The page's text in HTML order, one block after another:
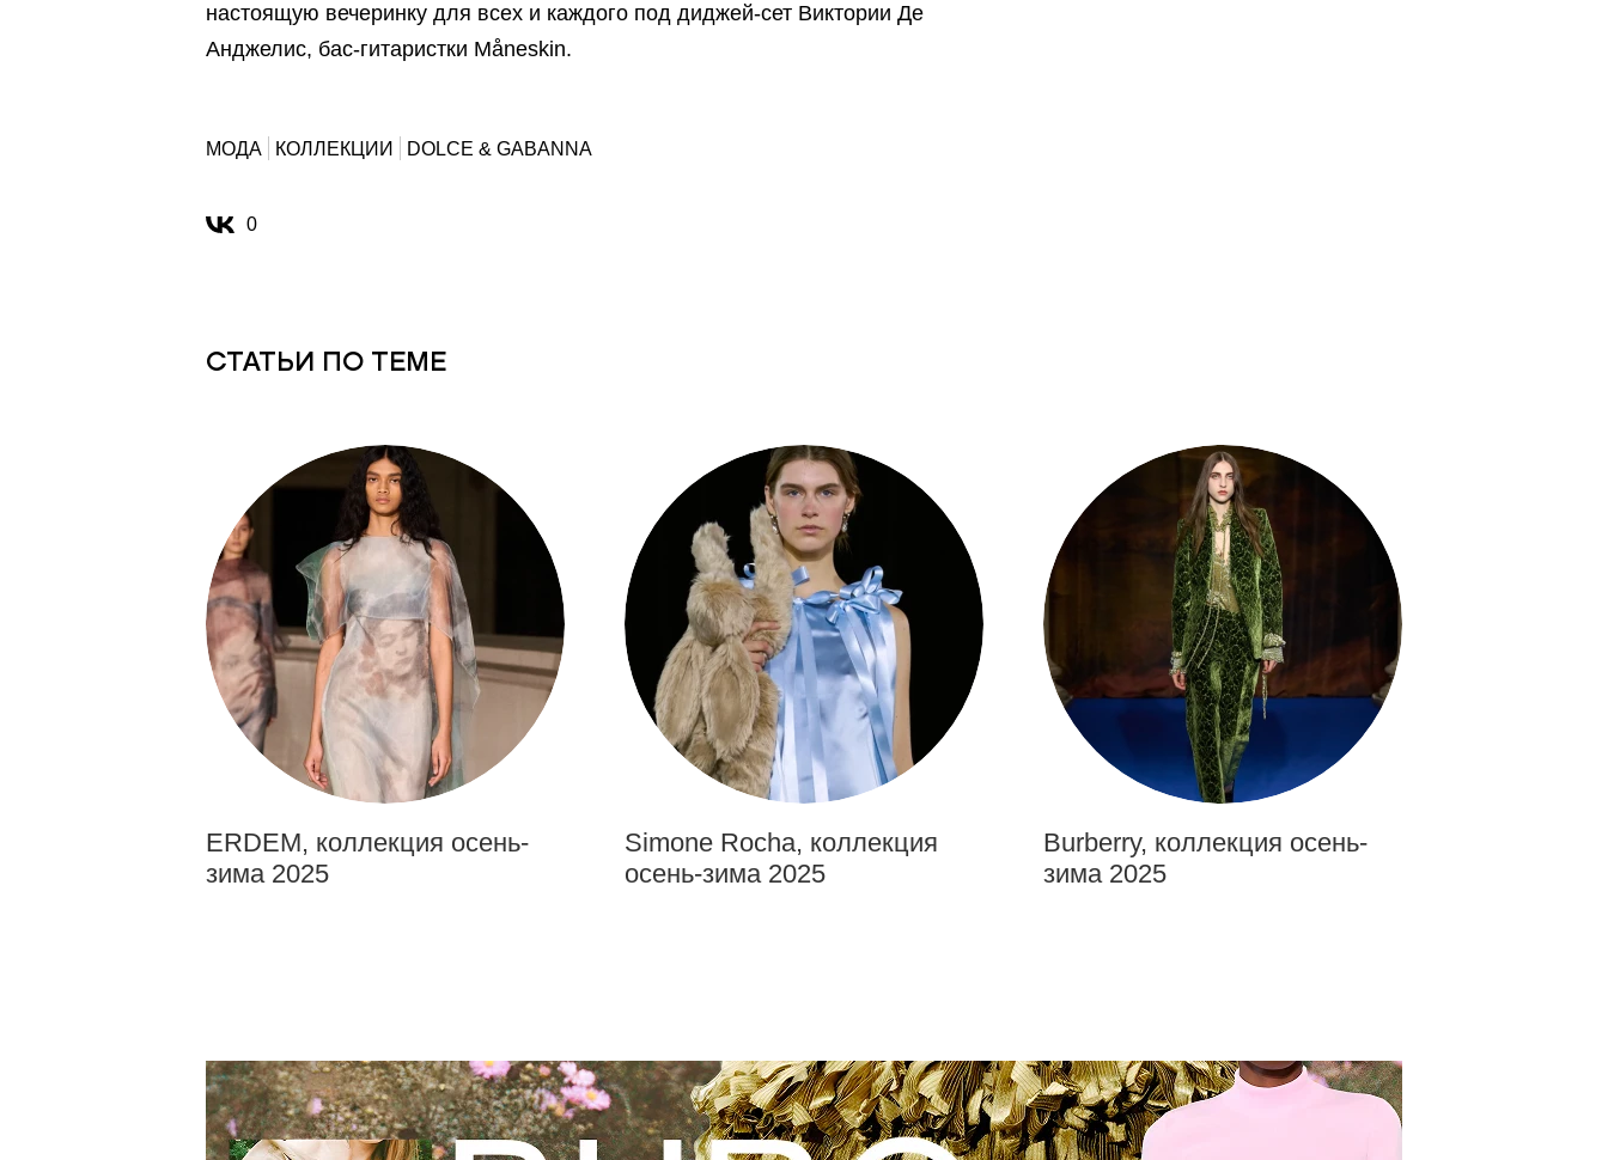
настоящую вечеринку для всех и каждого под диджей-сет Виктории Де
Анджелис, бас-гитаристки Måneskin.
МОДА КОЛЛЕКЦИИ DOLCE & GABANNA
0
СТАТЬИ ПО ТЕМЕ
ERDEM, коллекция осень-
зима 2025
Simone Rocha, коллекция
осень-зима 2025
Burberry, коллекция осень-
зима 2025